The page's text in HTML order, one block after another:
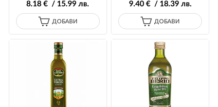
8.18 € / 15.99 лв.
ДОБАВИ
9.40€ / 18.39лв.
ДОБАВИ